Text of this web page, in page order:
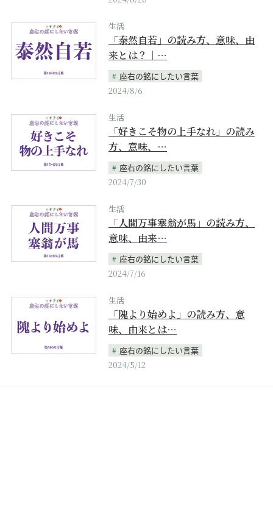
生活
「泰然自若」の読み方、意味、由
来とは？｜…
座右の銘にしたい言葉
2024/8/6
生活
「好きこそ物の上手なれ」の読み
方、意味、…
座右の銘にしたい言葉
2024/7/30
生活
「人間万事塞翁が馬」の読み方、
意味、由来…
座右の銘にしたい言葉
2024/7/16
生活
「隗より始めよ」の読み方、意
味、由来とは…
座右の銘にしたい言葉
2024/5/12